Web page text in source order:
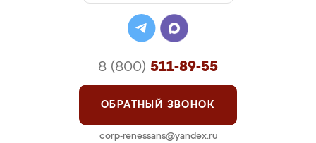
8 (800) 511-89-55
ОБРАТНЫЙ ЗВОНОК
corp-renessans@yandex.ru